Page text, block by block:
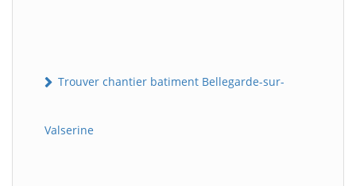
Trouver chantier batiment Bellegarde-sur-
Valserine